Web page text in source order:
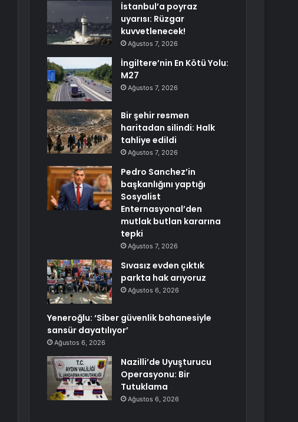
İstanbul’a poyraz
uyarısı: Rüzgar
kuvvetlenecek!
Ağustos 7, 2026
İngiltere’nin En Kötü Yolu:
M27
Ağustos 7, 2026
Bir şehir resmen
haritadan silindi: Halk
tahliye edildi
Ağustos 7, 2026
Pedro Sanchez’in
başkanlığını yaptığı
Sosyalist
Enternasyonal’den
mutlak butlan kararına
tepki
Ağustos 7, 2026
Sıvasız evden çıktık
parkta hak arıyoruz
Ağustos 6, 2026
Yeneroğlu: ‘Siber güvenlik bahanesiyle
sansür dayatılıyor’
Ağustos 6, 2026
Nazilli’de Uyuşturucu
Operasyonu: Bir
Tutuklama
Ağustos 6, 2026